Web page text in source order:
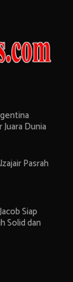
Dunia
Pasrah
Siap
Solid dan